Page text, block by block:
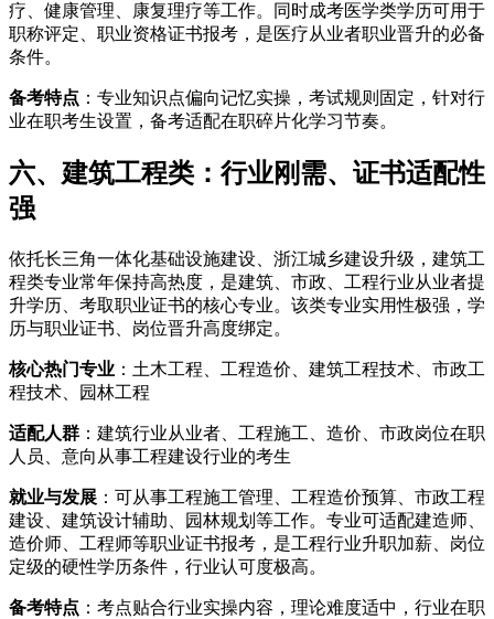
疗、健康管理、康复理疗等工作。同时成考医学类学历可用于
职称评定、职业资格证书报考，是医疗从业者职业晋升的必备
条件。
备考特点 ：专业知识点偏向记忆实操，考试规则固定，针对行
业在职考生设置，备考适配在职碎片化学习节奏。
六、建筑工程类：行业刚需、证书适配性
强
依托长三角一体化基础设施建设、浙江城乡建设升级，建筑工
程类专业常年保持高热度，是建筑、市政、工程行业从业者提
升学历、考取职业证书的核心专业。该类专业实用性极强，学
历与职业证书、岗位晋升高度绑定。
核心热门专业 ：土木工程、工程造价、建筑工程技术、市政工
程技术、园林工程
适配人群 ：建筑行业从业者、工程施工、造价、市政岗位在职
人员、意向从事工程建设行业的考生
就业与发展 ：可从事工程施工管理、工程造价预算、市政工程
建设、建筑设计辅助、园林规划等工作。专业可适配建造师、
造价师、工程师等职业证书报考，是工程行业升职加薪、岗位
定级的硬性学历条件，行业认可度极高。
备考特点 ：考点贴合行业实操内容，理论难度适中，行业在职